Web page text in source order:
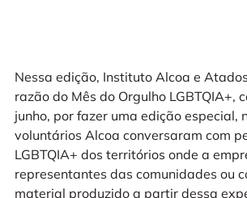
Nessa edição, Instituto Alcoa e
razão do Mês do Orgulho LGBTQIA+,
junho, por fazer uma edição especial,
voluntários Alcoa conversaram com
LGBTQIA+ dos territórios onde a
representantes das comunidades ou
material produzido a partir dessa